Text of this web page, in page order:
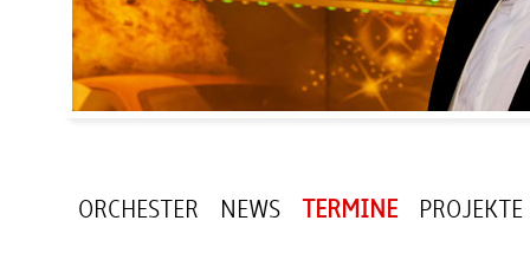
ORCHESTER NEWS TERMINE PROJEKTE